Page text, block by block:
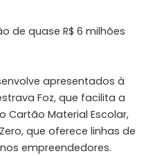
de quase R$ 6 milhões
apresentados à
Foz, que facilita a
Cartão Material Escolar,
que oferece linhas de
empreendedores.